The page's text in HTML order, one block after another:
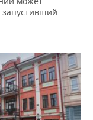
запустивший